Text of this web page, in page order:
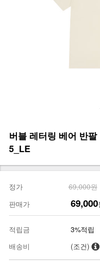
버블 레터링 베어 반
5_LE
정가
69,000원
판매가
69,000
적립금
3%적립
배송비
(조건)